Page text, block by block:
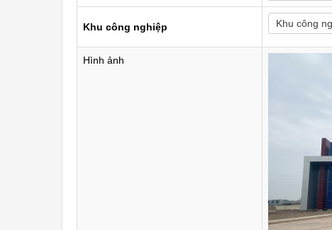
Khu công nghiệp
Hình ảnh